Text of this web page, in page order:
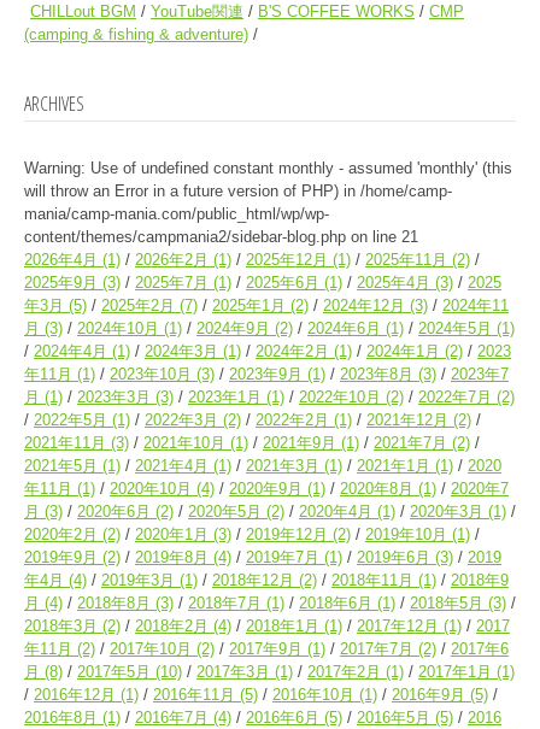
CHILLout BGM
YouTube関連 B'S COFFEE WORKS
CMP
(camping & fishing & adventure)
ARCHIVES
Warning: Use of undefined constant monthly - assumed 'monthly' (this
will throw an Error in a future version of PHP) in /home/camp-
mania/camp-mania.com/public_html/wp/wp-
content/themes/campmania2/sidebar-blog.php on line 21
2026年4月 (1) 2026年2月 (1) 2025年12月 (1) 2025年11月 (2)
2025年9月 (3) 2025年7月 (1) 2025年6月 (1) 2025年4月 (3)
2025
年3月 (5) 2025年2月 (7) 2025年1月 (2) 2024年12月 (3)
2024年11
月 (3) 2024年10月 (1) 2024年9月 (2) 2024年6月 (1) 2024年5月 (1)
2024年4月 (1) 2024年3月 (1) 2024年2月 (1) 2024年1月 (2)
2023
年11月 (1) 2023年10月 (3) 2023年9月 (1) 2023年8月 (3)
2023年7
月 (1) 2023年3月 (3) 2023年1月 (1) 2022年10月 (2) 2022年7月 (2)
2022年5月 (1) 2022年3月 (2) 2022年2月 (1) 2021年12月 (2)
2021年11月 (3) 2021年10月 (1) 2021年9月 (1) 2021年7月 (2)
2021年5月 (1) 2021年4月 (1) 2021年3月 (1) 2021年1月 (1)
2020
年11月 (1) 2020年10月 (4) 2020年9月 (1) 2020年8月 (1)
2020年7
月 (3) 2020年6月 (2) 2020年5月 (2) 2020年4月 (1) 2020年3月 (1)
2020年2月 (2) 2020年1月 (3) 2019年12月 (2) 2019年10月 (1)
2019年9月 (2) 2019年8月 (4) 2019年7月 (1) 2019年6月 (3)
2019
年4月 (4) 2019年3月 (1) 2018年12月 (2) 2018年11月 (1)
2018年9
月 (4) 2018年8月 (3) 2018年7月 (1) 2018年6月 (1) 2018年5月 (3)
2018年3月 (2) 2018年2月 (4) 2018年1月 (1) 2017年12月 (1)
2017
年11月 (2) 2017年10月 (2) 2017年9月 (1) 2017年7月 (2)
2017年6
月 (8) 2017年5月 (10) 2017年3月 (1) 2017年2月 (1) 2017年1月 (1)
2016年12月 (1) 2016年11月 (5) 2016年10月 (1) 2016年9月 (5)
2016年8月 (1) 2016年7月 (4) 2016年6月 (5) 2016年5月 (5)
2016